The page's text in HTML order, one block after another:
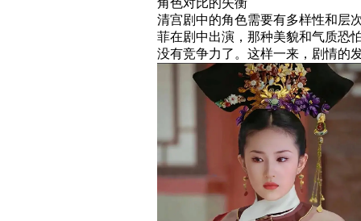
角色对比的失衡
清宫剧中的角色需要有多样性和层
菲在剧中出演，那种美貌和气质恐
没有竞争力了。这样一来，剧情的